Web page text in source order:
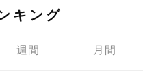
キング
週間 月間